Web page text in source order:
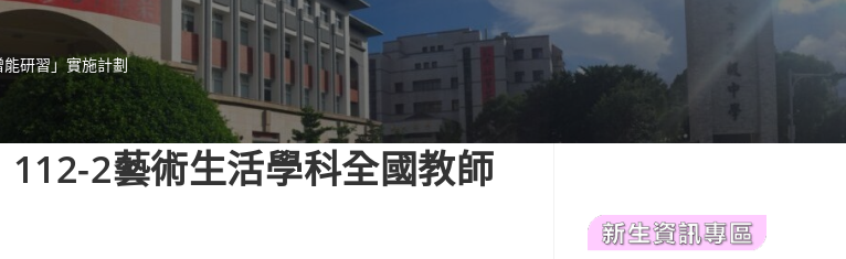
研習」實施計劃
112-2藝術生活學科全國教師